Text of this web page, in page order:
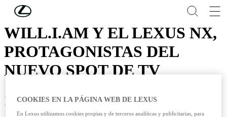
Skip to Main Content
WILL.I.AM Y EL LEXUS NX,
PROTAGONISTAS DEL
NUEVO SPOT DE TV
19/09/2014
COOKIES EN LA PÁGINA WEB DE LEXUS
En Lexus utilizamos cookies propias y de terceros analíticas y publicitarias, para